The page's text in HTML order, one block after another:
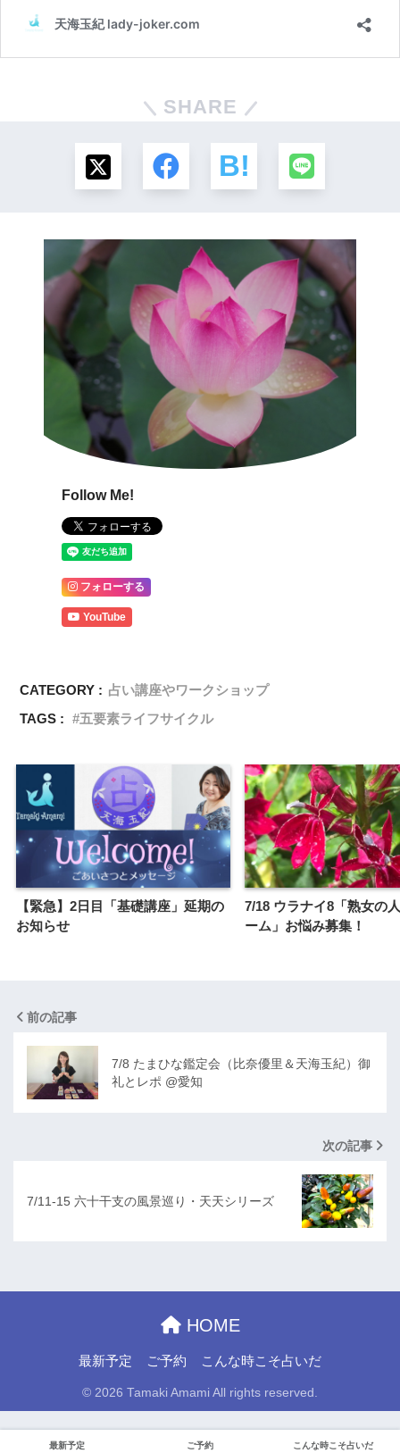
SHARE
Follow Me!
フォローする
YouTube
CATEGORY : 占い講座やワークショップ
TAGS :
五要素ライフサイクル
【緊急】2日目「基礎講座」延期の
お知らせ
7/18 ウラナイ8「熟女の
ーム」お悩み募集！
前の記事
7/8 たまひな鑑定会（比奈優里＆天海玉紀）御
礼とレポ @愛知
次の記事
7/11-15 六十干支の風景巡り・天天シリーズ
HOME
最新予定 ご予約 こんな時こそ占いだ
© 2026 Tamaki Amami All rights reserved.
最新予定 ご予約 こんな時こそ占いだ